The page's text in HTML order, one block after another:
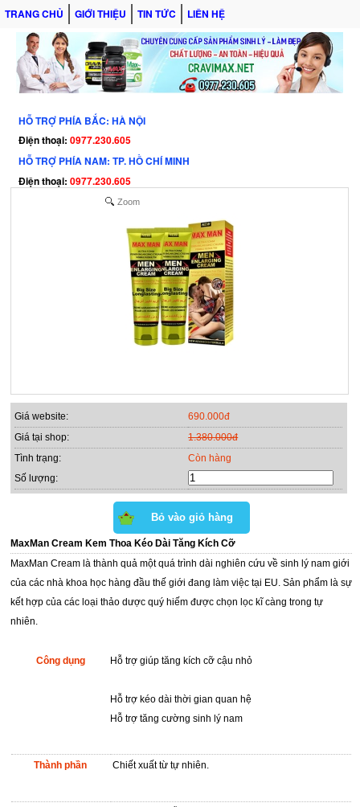
TRANG CHỦ GIỚI THIỆU TIN TỨC LIÊN HỆ
HỖ TRỢ PHÍA BẮC: HÀ NỘI
Điện thoại: 0977.230.605
HỖ TRỢ PHÍA NAM: TP. HỒ CHÍ MINH
Điện thoại: 0977.230.605
Zoom
Giá website:
690.000đ
Giá tại shop:
1.380.000đ
Tình trạng:
Còn hàng
Số lượng:
MaxMan Cream Kem Thoa Kéo Dài Tăng Kích Cỡ
MaxMan Cream là thành quả một quá trình dài nghiên cứu về sinh lý nam giới
của các nhà khoa học hàng đầu thế giới đang làm việc tại EU. Sản phẩm là sự
kết hợp của các loại thảo dược quý hiếm được chọn lọc kĩ càng trong tự
nhiên.
Công dụng Hỗ trợ giúp tăng kích cỡ cậu nhỏ
Hỗ trợ kéo dài thời gian quan hệ
Hỗ trợ tăng cường sinh lý nam
Thành phần Chiết xuất từ tự nhiên.